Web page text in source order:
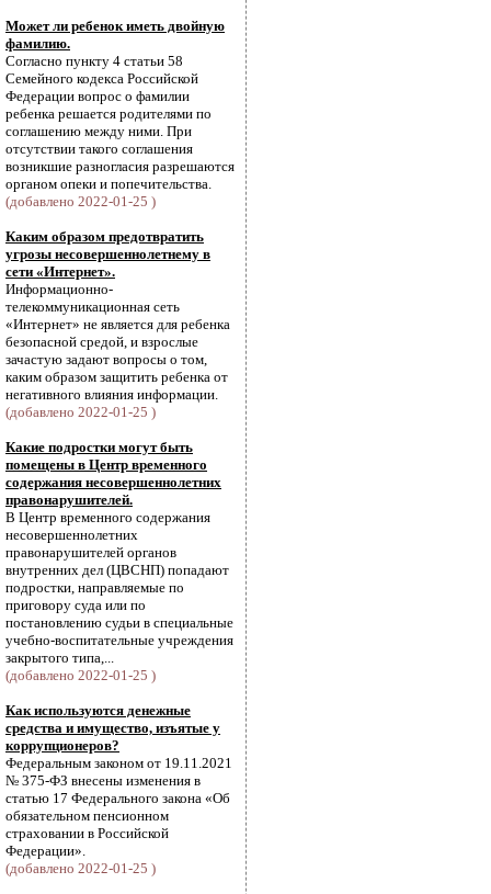
Может ли ребенок иметь двойную
фамилию.
Согласно пункту 4 статьи 58
Семейного кодекса Российской
Федерации вопрос о фамилии
ребенка решается родителями по
соглашению между ними. При
отсутствии такого соглашения
возникшие разногласия разрешаются
органом опеки и попечительства.
(добавлено 2022-01-25 )
Каким образом предотвратить
угрозы несовершеннолетнему в
сети «Интернет».
Информационно-
телекоммуникационная сеть
«Интернет» не является для ребенка
безопасной средой, и взрослые
зачастую задают вопросы о том,
каким образом защитить ребенка от
негативного влияния информации.
(добавлено 2022-01-25 )
Какие подростки могут быть
помещены в Центр временного
содержания несовершеннолетних
правонарушителей.
В Центр временного содержания
несовершеннолетних
правонарушителей органов
внутренних дел (ЦВСНП) попадают
подростки, направляемые по
приговору суда или по
постановлению судьи в специальные
учебно-воспитательные учреждения
закрытого типа,...
(добавлено 2022-01-25 )
Как используются денежные
средства и имущество, изъятые у
коррупционеров?
Федеральным законом от 19.11.2021
№ 375-ФЗ внесены изменения в
статью 17 Федерального закона «Об
обязательном пенсионном
страховании в Российской
Федерации».
(добавлено 2022-01-25 )